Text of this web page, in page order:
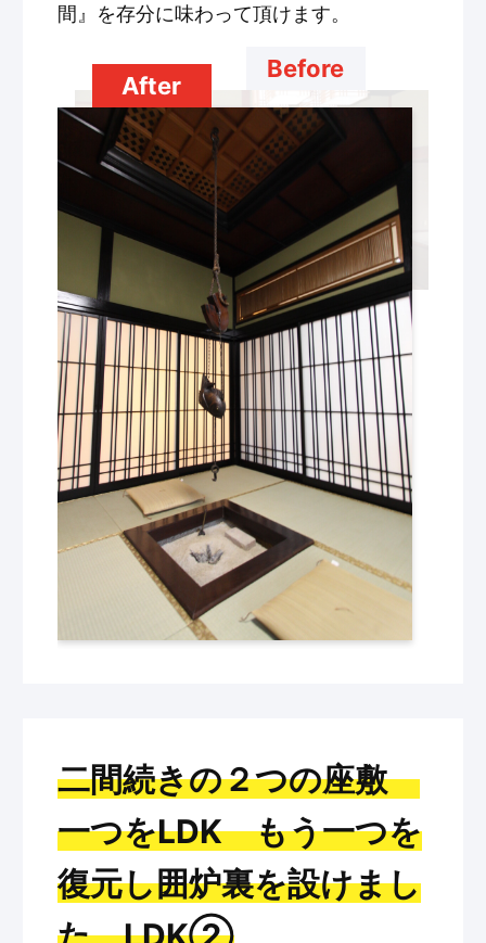
間』を存分に味わって頂けます。
Before
After
二間続きの２つの座敷
一つをLDK もう一つを
復元し囲炉裏を設けまし
た LDK②